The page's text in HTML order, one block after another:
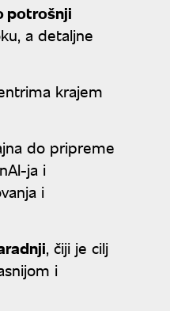
potrošnji
a detaljne
krajem
do pripreme
ja i
i
, čiji je cilj
i